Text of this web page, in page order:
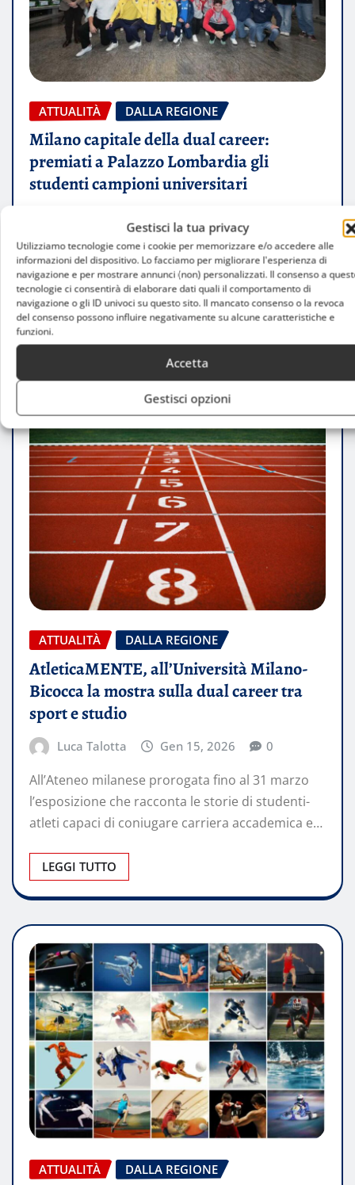
Gestisci la tua privacy
Utilizziamo tecnologie come i cookie per memorizzare e/o accedere alle
informazioni del dispositivo. Lo facciamo per migliorare l'esperienza di
navigazione e per mostrare annunci (non) personalizzati. Il consenso a
tecnologie ci consentirà di elaborare dati quali il comportamento di
navigazione o gli ID univoci su questo sito. Il mancato consenso o la revoca
del consenso possono influire negativamente su alcune caratteristiche e
funzioni.
Accetta
Gestisci opzioni
ATTUALITÀ DALLA REGIONE
Milano capitale della dual career:
premiati a Palazzo Lombardia gli
studenti campioni universitari
Studio, sport e merito si incontrano a Milano,
dove Regione Lombardia ha celebrato i giovani
universitari che hanno conquistato l’oro…
LEGGI TUTTO
ATTUALITÀ DALLA REGIONE
AtleticaMENTE, all’Università Milano-
Bicocca la mostra sulla dual career tra
sport e studio
Luca Talotta Gen 15, 2026 0
All’Ateneo milanese prorogata fino al 31 marzo
l’esposizione che racconta le storie di studenti-
atleti capaci di coniugare carriera accademica e…
LEGGI TUTTO
ATTUALITÀ DALLA REGIONE